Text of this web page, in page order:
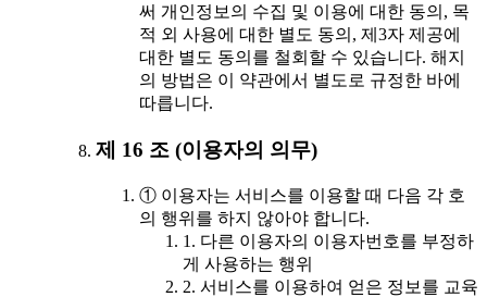
써 개인정보의 수집 및 이용에 대한 동의, 목
적 외 사용에 대한 별도 동의, 제3자 제공에
대한 별도 동의를 철회할 수 있습니다. 해지
의 방법은 이 약관에서 별도로 규정한 바에
따릅니다.
제 16 조 (이용자의 의무)
① 이용자는 서비스를 이용할 때 다음 각 호
의 행위를 하지 않아야 합니다.
1. 다른 이용자의 이용자번호를 부정하
게 사용하는 행위
2. 서비스를 이용하여 얻은 정보를 교육